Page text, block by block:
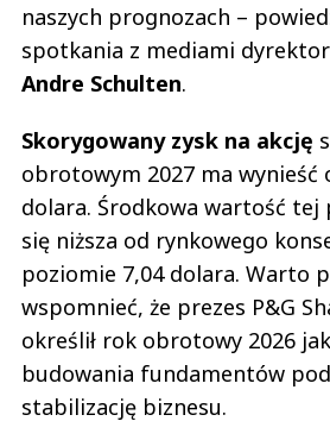
naszych prognozach –
spotkania z mediami
Andre Schulten.
Skorygowany zysk na akcję
obrotowym 2027 ma wynieść
dolara. Środkowa wartość tej
się niższa od rynkowego
poziomie 7,04 dolara. Warto
wspomnieć, że prezes P&G
określił rok obrotowy 2026
budowania fundamentów pod
stabilizację biznesu.